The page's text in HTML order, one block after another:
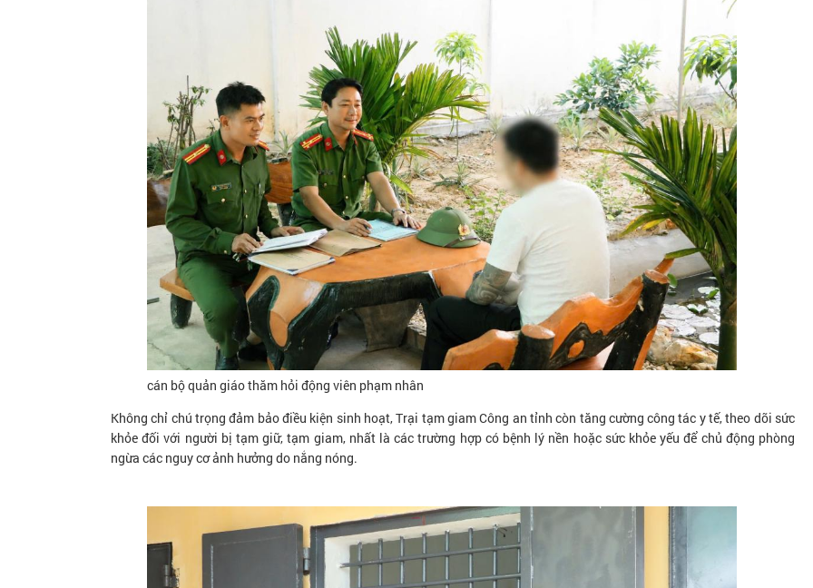
cán bộ quản giáo thăm hỏi động viên phạm nhân
Không chỉ chú trọng đảm bảo điều kiện sinh hoạt, Trại tạm giam Công an tỉnh còn tăng cường công tác y tế, theo dõi sức
khỏe đối với người bị tạm giữ, tạm giam, nhất là các trường hợp có bệnh lý nền hoặc sức khỏe yếu để chủ động phòng
ngừa các nguy cơ ảnh hưởng do nắng nóng.